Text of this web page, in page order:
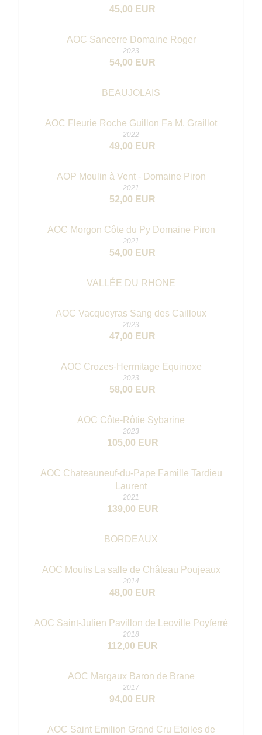
45,00 EUR
AOC Sancerre Domaine Roger
2023
54,00 EUR
BEAUJOLAIS
AOC Fleurie Roche Guillon Fa M. Graillot
2022
49,00 EUR
AOP Moulin à Vent - Domaine Piron
2021
52,00 EUR
AOC Morgon Côte du Py Domaine Piron
2021
54,00 EUR
VALLÉE DU RHONE
AOC Vacqueyras Sang des Cailloux
2023
47,00 EUR
AOC Crozes-Hermitage Equinoxe
2023
58,00 EUR
AOC Côte-Rôtie Sybarine
2023
105,00 EUR
AOC Chateauneuf-du-Pape Famille Tardieu
Laurent
2021
139,00 EUR
BORDEAUX
AOC Moulis La salle de Château Poujeaux
2014
48,00 EUR
AOC Saint-Julien Pavillon de Leoville Poyferré
2018
112,00 EUR
AOC Margaux Baron de Brane
2017
94,00 EUR
AOC Saint Emilion Grand Cru Etoiles de